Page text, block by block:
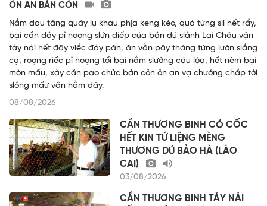
ỎN AN BẢN CỎN
Nắm dau tàng quây lụ khau phja keng kéo, quá tứng slì hết rẩy,
bại cần đảy pỉ noọng slứn điếp cúa bản dú slảnh Lai Châu vận
tảy nải hết đây viểc đảy păn, ăn vằn pây thâng tứng lườn slắng
cạ, roọng riểc pỉ noọng tối bại nẳm slưởng cáu lóa, hết nèm bại
mòn mấư, xày căn pao chửc bản cỏn ỏn an vạ chướng chắp tởi
slổng mấư vằn hẳm đây.
08/08/2026
CẦN THƯƠNG BINH CÓ CỐC
HẾT KIN TỨ LIỆNG MÈNG
THƯƠNG DÚ BẢO HÀ (LÀO
CAI)
03/08/2026
CẦN THƯƠNG BINH TẢY NẢI